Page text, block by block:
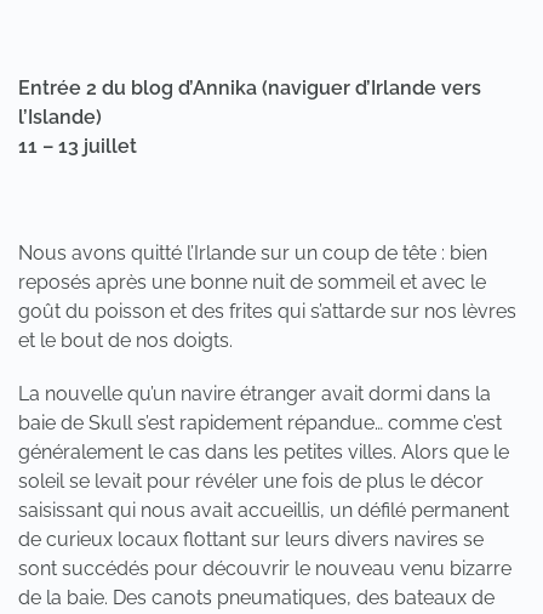
Entrée 2 du blog d’Annika (naviguer d’Irlande vers
l’Islande)
11 – 13 juillet
Nous avons quitté l’Irlande sur un coup de tête : bien
reposés après une bonne nuit de sommeil et avec le
goût du poisson et des frites qui s’attarde sur nos lèvres
et le bout de nos doigts.
La nouvelle qu’un navire étranger avait dormi dans la
baie de Skull s’est rapidement répandue… comme c’est
généralement le cas dans les petites villes. Alors que le
soleil se levait pour révéler une fois de plus le décor
saisissant qui nous avait accueillis, un défilé permanent
de curieux locaux flottant sur leurs divers navires se
sont succédés pour découvrir le nouveau venu bizarre
de la baie. Des canots pneumatiques, des bateaux de